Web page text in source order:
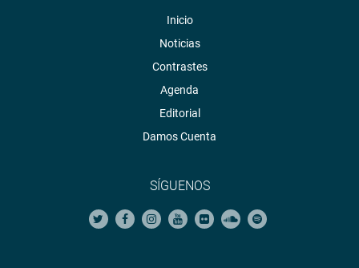
Inicio
Noticias
Contrastes
Agenda
Editorial
Damos Cuenta
SÍGUENOS